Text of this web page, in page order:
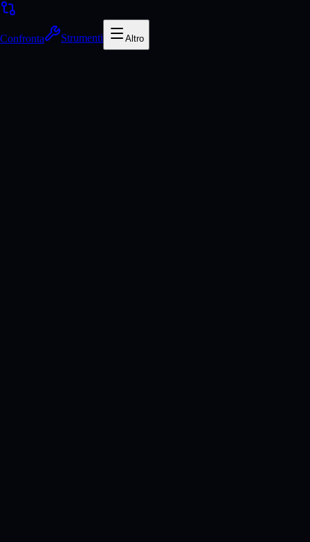
Confronta Strumenti Altro